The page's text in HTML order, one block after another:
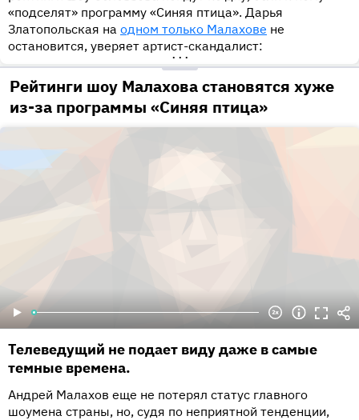
«подселят» программу «Синяя птица». Дарья
Златопольская на одном только Малахове не
остановится, уверяет артист-скандалист:
•••
Рейтинги шоу Малахова становятся хуже
из-за программы «Синяя птица»
Телеведущий не подает виду даже в самые
темные времена.
Андрей Малахов еще не потерял статус главного
шоумена страны, но, судя по неприятной тенденции,